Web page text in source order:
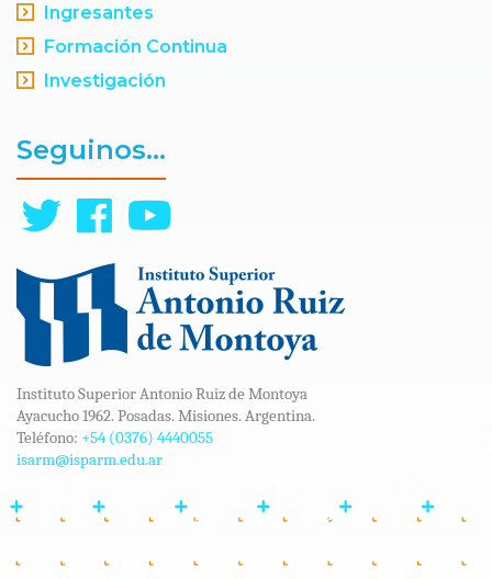
Ingresantes
Formación Continua
Investigación
Seguinos...
Instituto Superior Antonio Ruiz de Montoya
Ayacucho 1962. Posadas. Misiones. Argentina.
Teléfono: +54 (0376) 4440055
isarm@isparm.edu.ar